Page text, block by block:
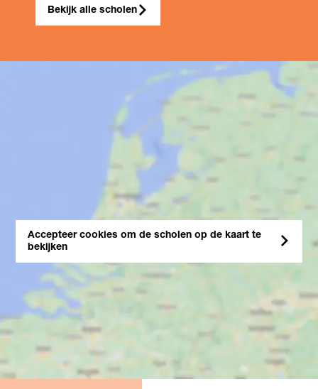
Bekijk alle scholen
Accepteer cookies om de scholen op de kaart te
bekijken